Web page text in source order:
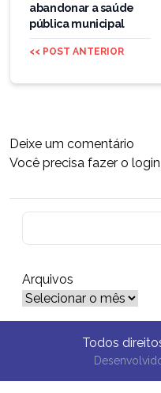
abandonar a saúde
pública municipal
<< POST ANTERIOR
Deixe um comentário
Você precisa fazer o login
Arquivos
Arquivos
Todos